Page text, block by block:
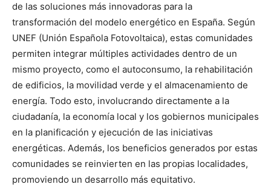
de las soluciones más innovadoras para la
transformación del modelo energético en España. Según
UNEF (Unión Española Fotovoltaica), estas comunidades
permiten integrar múltiples actividades dentro de un
mismo proyecto, como el autoconsumo, la rehabilitación
de edificios, la movilidad verde y el almacenamiento de
energía. Todo esto, involucrando directamente a la
ciudadanía, la economía local y los gobiernos municipales
en la planificación y ejecución de las iniciativas
energéticas. Además, los beneficios generados por estas
comunidades se reinvierten en las propias localidades,
promoviendo un desarrollo más equitativo.